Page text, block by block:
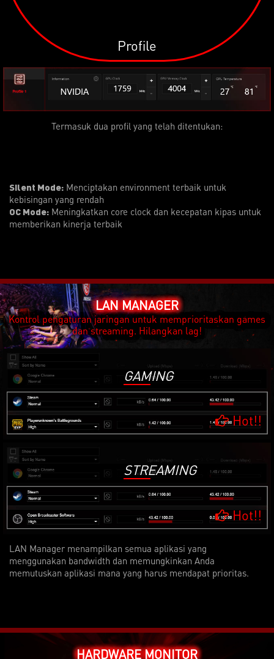
Profile
Termasuk dua profil yang telah ditentukan:
Silent Mode: Menciptakan environment terbaik untuk
kebisingan yang rendah
OC Mode: Meningkatkan core clock dan kecepatan kipas untuk
memberikan kinerja terbaik
LAN MANAGER
Kontrol pengaturan jaringan untuk memprioritaskan games
dan streaming. Hilangkan lag!
GAMING
Hot!!
STREAMING
Hot!!
LAN Manager menampilkan semua aplikasi yang
menggunakan bandwidth dan memungkinkan Anda
memutuskan aplikasi mana yang harus mendapat prioritas.
HARDWARE MONITOR